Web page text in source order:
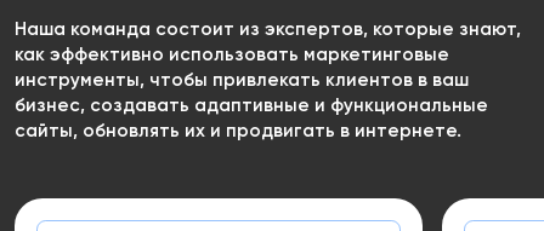
Наша команда состоит из экспертов, которые знают,
как эффективно использовать маркетинговые
инструменты, чтобы привлекать клиентов в ваш
бизнес, создавать адаптивные и функциональные
сайты, обновлять их и продвигать в интернете.